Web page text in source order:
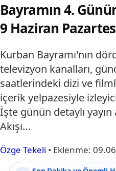
Bayramın 4.
9 Haziran Pazartesi
Kurban Bayramı'nın
televizyon kanalları,
saatlerindeki dizi ve
içerik yelpazesiyle
İşte günün detaylı yayın
Akışı…
Özge Tekeli • Eklenme: